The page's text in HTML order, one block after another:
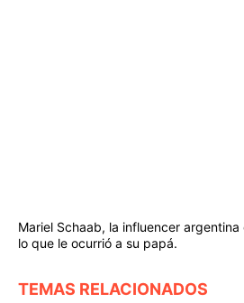
Mariel Schaab, la influencer
lo que le ocurrió a su papá.
TEMAS RELACIONADOS